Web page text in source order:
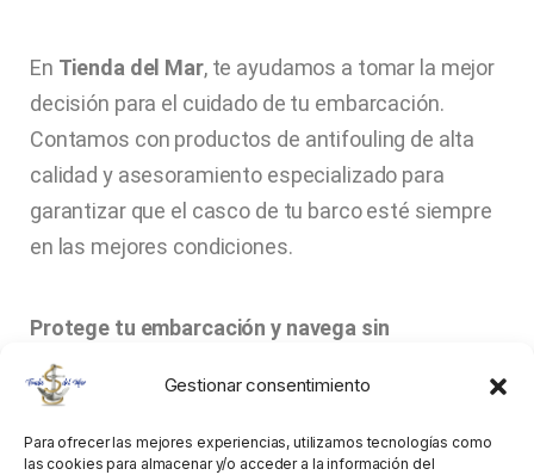
Gestionar consentimiento
Para ofrecer las mejores experiencias, utilizamos tecnologías como
las cookies para almacenar y/o acceder a la información del
En Tienda del Mar, te ayudamos a tomar la mejor
decisión para el cuidado de tu embarcación.
Contamos con productos de antifouling de alta
calidad y asesoramiento especializado para
garantizar que el casco de tu barco esté siempre
en las mejores condiciones.
Protege tu embarcación y navega sin
preocupaciones.
información y recomendaciones personalizadas!